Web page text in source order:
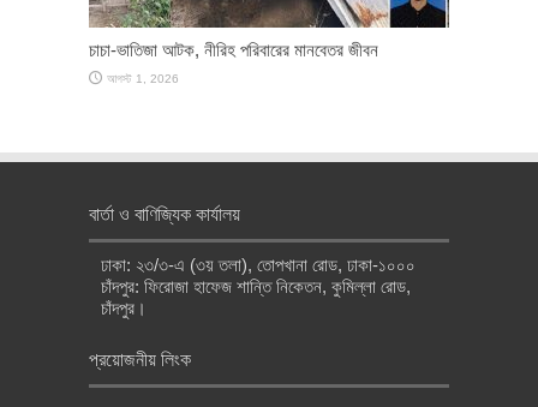
চাচা-ভাতিজা আটক, নীরিহ পরিবারের মানবেতর জীবন
আগস্ট 1, 2026
বার্তা ও বাণিজ্যিক কার্যালয়
ঢাকা: ২৩/৩-এ (৩য় তলা), তোপখানা রোড, ঢাকা-১০০০
চাঁদপুর: ফিরোজা হাফেজ শান্তি নিকেতন, কুমিল্লা রোড,
চাঁদপুর।
প্রয়োজনীয় লিংক